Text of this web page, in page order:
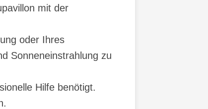
mit der
oder Ihres
Sonneneinstrahlung zu
Hilfe benötigt.